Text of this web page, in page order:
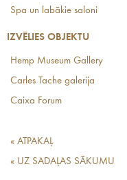
Spa un labākie saloni
IZVĒLIES OBJEKTU
Hemp Museum Gallery
Carles Tache galerija
Caixa Forum
« ATPAKAĻ
« UZ SADAĻAS SĀKUMU